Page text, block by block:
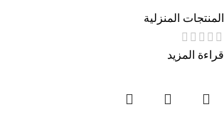
المنتجات المنزلية
قراءة المزيد